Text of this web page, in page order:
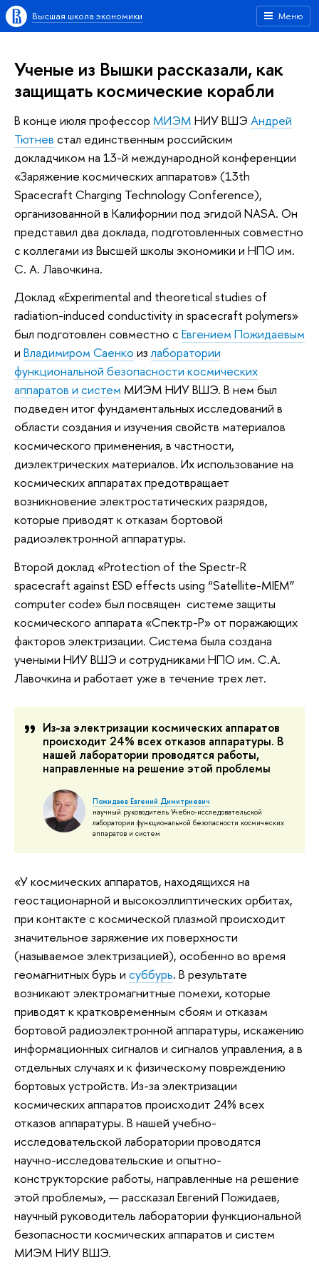
Меню
Высшая школа экономики
Ученые из Вышки рассказали, как
защищать космические корабли
В конце июля профессор МИЭМ НИУ ВШЭ Андрей
Тютнев стал единственным российским
докладчиком на 13-й международной конференции
«Заряжение космических аппаратов» (13th
Spacecraft Charging Technology Conference),
организованной в Калифорнии под эгидой NASA. Он
представил два доклада, подготовленных совместно
с коллегами из Высшей школы экономики и НПО им.
С. А. Лавочкина.
Доклад «Experimental and theoretical studies of
radiation-induced conductivity in spacecraft polymers»
был подготовлен совместно с Евгением Пожидаевым
и Владимиром Саенко излаборатории
функциональной безопасности космических
аппаратов и систем МИЭМ НИУ ВШЭ. В нем был
подведен итог фундаментальных исследований в
области создания и изучения свойств материалов
космического применения, в частности,
диэлектрических материалов. Их использование на
космических аппаратах предотвращает
возникновение электростатических разрядов,
которые приводят к отказам бортовой
радиоэлектронной аппаратуры.
Второй доклад «Protection of the Spectr-R
spacecraft against ESD effects using “Satellite-MIEM”
computer code» был посвящен системе защиты
космического аппарата «Спектр-Р» от поражающих
факторов электризации. Система была создана
учеными НИУ ВШЭ и сотрудниками НПО им. С.А.
Лавочкина и работает уже в течение трех лет.
Из-за электризации космических аппаратов
происходит 24% всех отказов аппаратуры. В
нашей лаборатории проводятся работы,
направленные на решение этой проблемы
Пожидаев Евгений Димитриевич
научный руководитель Учебно-исследовательской
лаборатории функциональной безопасности космических
аппаратов и систем
«У космических аппаратов, находящихся на
геостационарной и высокоэллиптических орбитах,
при контакте с космической плазмой происходит
значительное заряжение их поверхности
(называемое электризацией), особенно во время
геомагнитных бурь и суббурь. В результате
возникают электромагнитные помехи, которые
приводят к кратковременным сбоям и отказам
бортовой радиоэлектронной аппаратуры, искажению
информационных сигналов и сигналов управления, а в
отдельных случаях и к физическому повреждению
бортовых устройств. Из-за электризации
космических аппаратов происходит 24% всех
отказов аппаратуры. В нашей учебно-
исследовательской лаборатории проводятся
научно-исследовательские и опытно-
конструкторские работы, направленные на решение
этой проблемы», — рассказал Евгений Пожидаев,
научный руководитель лаборатории функциональной
безопасности космических аппаратов и систем
МИЭМ НИУ ВШЭ.